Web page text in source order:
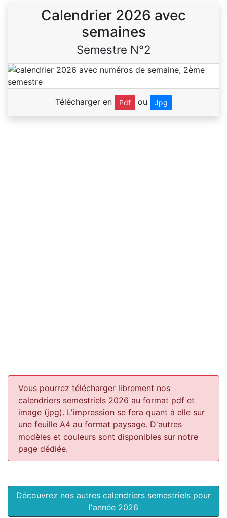
Calendrier 2026 avec
semaines
Semestre N°2
Télécharger en Pdf ou Jpg
Vous pourrez télécharger librement nos
calendriers semestriels 2026 au format pdf et
image (jpg). L'impression se fera quant à elle sur
une feuille A4 au format paysage. D'autres
modèles et couleurs sont disponibles sur notre
page dédiée.
Découvrez nos autres calendriers semestriels pour
l'année 2026